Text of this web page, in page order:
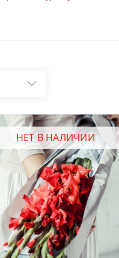
НЕТ В НАЛИЧИИ